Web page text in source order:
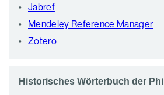
Jabref
Mendeley Reference Manager
Zotero
Historisches Wörterbuch der